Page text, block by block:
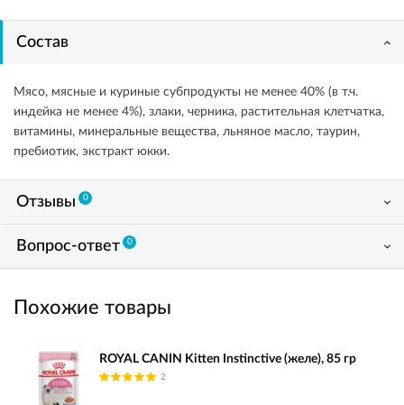
Состав
Мясо, мясные и куриные субпродукты не менее 40% (в т.ч.
индейка не менее 4%), злаки, черника, растительная клетчатка,
витамины, минеральные вещества, льняное масло, таурин,
пребиотик, экстракт юкки.
Отзывы 0
Вопрос-ответ 0
Похожие товары
ROYAL CANIN Kitten Instinctive (желе), 85 гр
2